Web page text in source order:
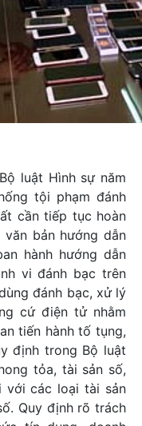
luật Hình sự năm
tội phạm đánh
cần tiếp tục hoàn
bản hướng dẫn
hành hướng dẫn
vi đánh bạc trên
đánh bạc, xử lý
cứ điện tử nhằm
tiến hành tố tụng,
định trong Bộ luật
tỏa, tài sản số,
các loại tài sản
Quy định rõ trách